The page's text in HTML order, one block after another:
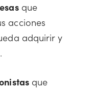
que
acciones
adquirir y
que